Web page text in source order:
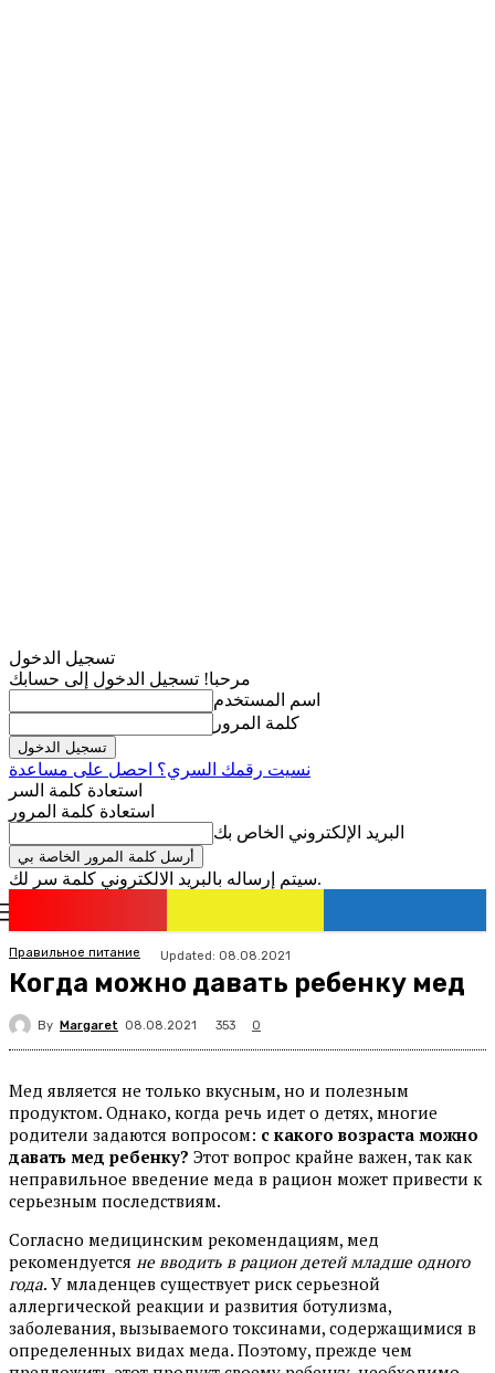
تسجيل الدخول
مرحبا! تسجيل الدخول إلى حسابك
اسم المستخدم
كلمة المرور
نسيت رقمك السري؟ احصل على مساعدة
استعادة كلمة السر
استعادة كلمة المرور
البريد الإلكتروني الخاص بك
سيتم إرساله بالبريد الالكتروني كلمة سر لك.
Правильное питание Updated: 08.08.2021
Когда можно давать ребенку мед
By Margaret 08.08.2021 353 0
Мед является не только вкусным, но и полезным
продуктом. Однако, когда речь идет о детях, многие
родители задаются вопросом: с какого возраста можно
давать мед ребенку? Этот вопрос крайне важен, так как
неправильное введение меда в рацион может привести к
серьезным последствиям.
Согласно медицинским рекомендациям, мед
рекомендуется не вводить в рацион детей младше одного
года. У младенцев существует риск серьезной
аллергической реакции и развития ботулизма,
заболевания, вызываемого токсинами, содержащимися в
определенных видах меда. Поэтому, прежде чем